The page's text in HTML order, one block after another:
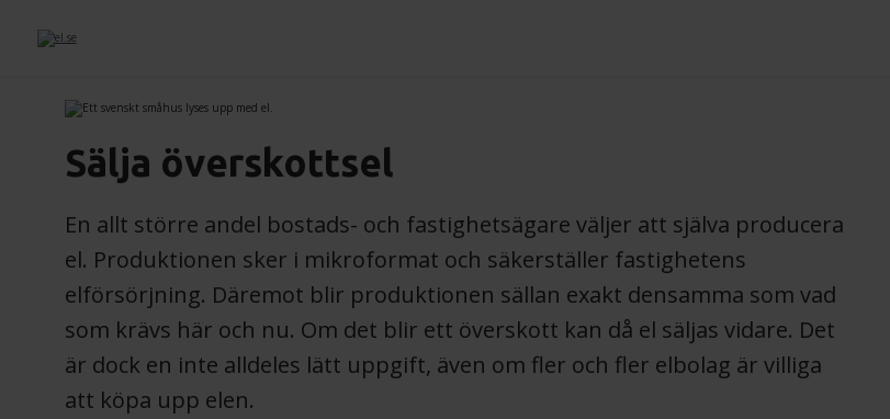
Sälja överskottsel
En allt större andel bostads- och fastighetsägare väljer att själva producera
el. Produktionen sker i mikroformat och säkerställer fastighetens
elförsörjning. Däremot blir produktionen sällan exakt densamma som vad
som krävs här och nu. Om det blir ett överskott kan då el säljas vidare. Det
är dock en inte alldeles lätt uppgift, även om fler och fler elbolag är villiga
att köpa upp elen.